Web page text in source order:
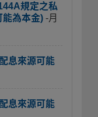
規定之私
能為本金) -月
息來源可能
息來源可能